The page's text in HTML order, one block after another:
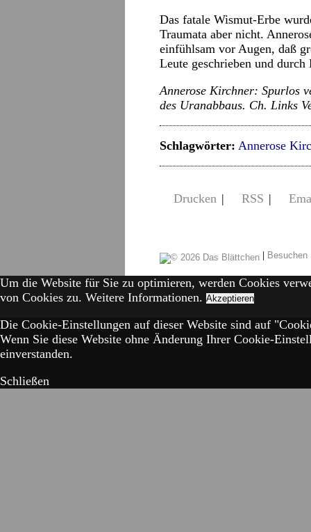
Das fatale Wismut-Erbe
Traumata aber nicht.
einfühlsam vor Augen, daß
Leute geschrieben und
Annerose Kirchner: Spurlos
des Uranabbaus. Ch. Links
Schlagwörter: Annerose
Drucken | RSS |
|
Um die Website für Sie zu optimieren, werden Cookies
von Cookies zu. Weitere Informationen. Akzeptieren
Die Cookie-Einstellungen auf dieser Website sind auf
Wenn Sie diese Website ohne Änderung Ihrer Cookie-
einverstanden.
Schließen